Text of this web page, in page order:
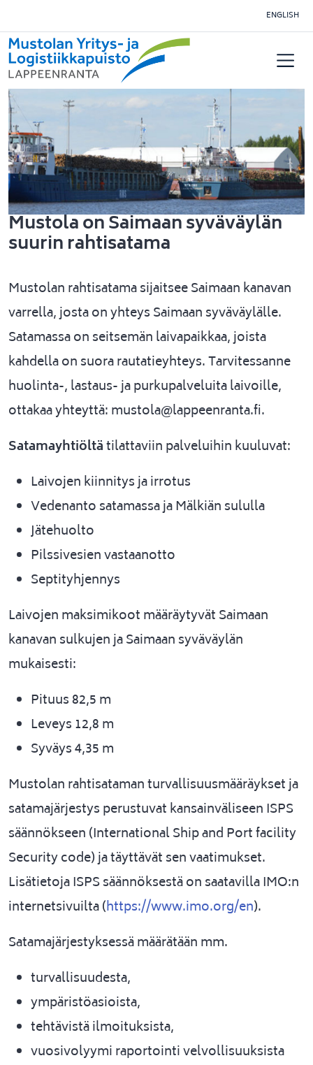
ENGLISH
Mustola on Saimaan syväväylän
suurin rahtisatama
Mustolan rahtisatama sijaitsee Saimaan kanavan
varrella, josta on yhteys Saimaan syväväylälle.
Satamassa on seitsemän laivapaikkaa, joista
kahdella on suora rautatieyhteys. Tarvitessanne
huolinta-, lastaus- ja purkupalveluita laivoille,
ottakaa yhteyttä: mustola@lappeenranta.fi.
Satamayhtiöltätilattaviin palveluihin kuuluvat:
Laivojen kiinnitys ja irrotus
Vedenanto satamassa ja Mälkiän sululla
Jätehuolto
Pilssivesien vastaanotto
Septityhjennys
Laivojen maksimikoot määräytyvät Saimaan
kanavan sulkujen ja Saimaan syväväylän
mukaisesti:
Pituus 82,5 m
Leveys 12,8 m
Syväys 4,35 m
Mustolan rahtisataman turvallisuusmääräykset ja
satamajärjestys perustuvat kansainväliseen ISPS
säännökseen (International Ship and Port facility
Security code) ja täyttävät sen vaatimukset.
Lisätietoja ISPS säännöksestä on saatavilla IMO:n
internetsivuilta (https://www.imo.org/en).
Satamajärjestyksessä määrätään mm.
turvallisuudesta,
ympäristöasioista,
tehtävistä ilmoituksista,
vuosivolyymi raportointi velvollisuuksista